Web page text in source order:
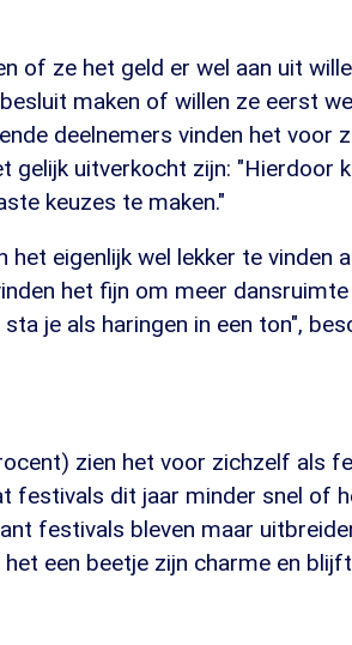
of ze het geld er wel aan uit
maken of willen ze eerst
deelnemers vinden het voor
gelijk uitverkocht zijn: "Hierdoor
keuzes te maken."
het eigenlijk wel lekker te vinden
het fijn om meer
je als haringen in een ton",
zien het voor zichzelf als
festivals dit jaar minder snel of
festivals bleven maar
een beetje zijn charme en